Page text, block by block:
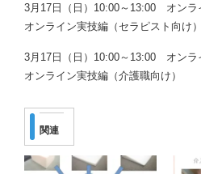
3月17日（日）10:00～13:00 オン
オンライン実技編（セラピスト向け）
3月17日（日）10:00～13:00 オン
オンライン実技編（介護職向け）
関連